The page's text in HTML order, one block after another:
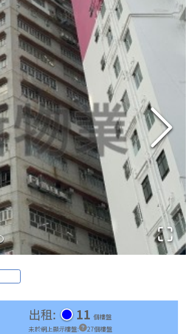
免佣租盤 一手新盤 我要放盤
出租: 11 個樓盤
未於網上顯示樓盤: 27個樓盤